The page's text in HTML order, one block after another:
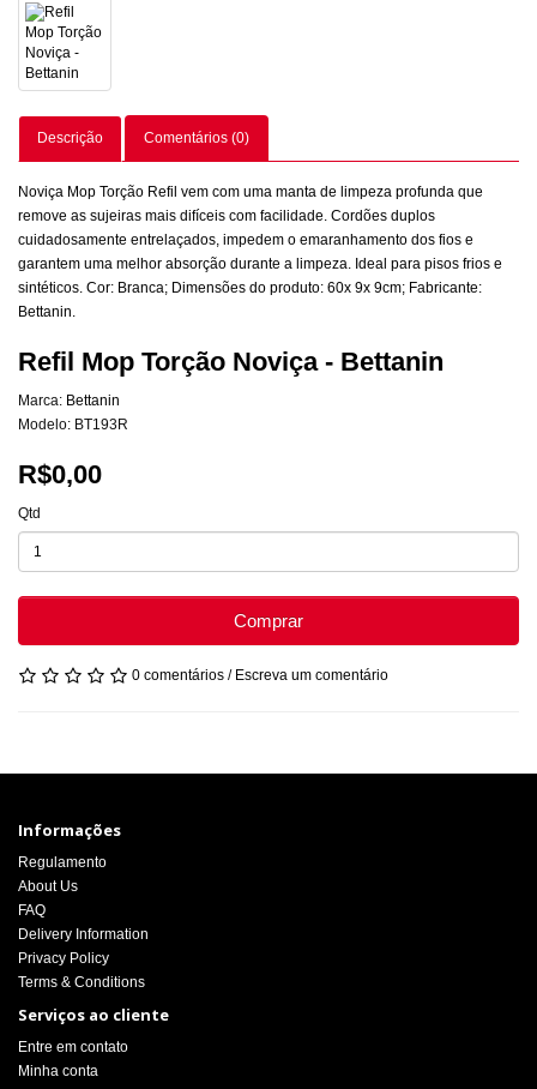
Descrição Comentários (0)
Noviça Mop Torção Refil vem com uma manta de limpeza profunda que
remove as sujeiras mais difíceis com facilidade. Cordões duplos
cuidadosamente entrelaçados, impedem o emaranhamento dos fios e
garantem uma melhor absorção durante a limpeza. Ideal para pisos frios e
sintéticos. Cor: Branca; Dimensões do produto: 60x 9x 9cm; Fabricante:
Bettanin.
Refil Mop Torção Noviça - Bettanin
Marca: Bettanin
Modelo: BT193R
R$0,00
Qtd
Comprar
0 comentários / Escreva um comentário
Informações
Regulamento
About Us
FAQ
Delivery Information
Privacy Policy
Terms & Conditions
Serviços ao cliente
Entre em contato
Minha conta